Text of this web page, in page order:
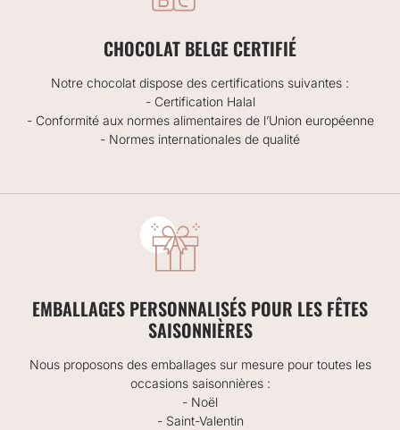
CHOCOLAT BELGE CERTIFIÉ
Notre chocolat dispose des certifications suivantes :
- Certification Halal
- Conformité aux normes alimentaires de l’Union européenne
- Normes internationales de qualité
EMBALLAGES PERSONNALISÉS POUR LES FÊTES
SAISONNIÈRES
Nous proposons des emballages sur mesure pour toutes les
occasions saisonnières :
- Noël
- Saint-Valentin